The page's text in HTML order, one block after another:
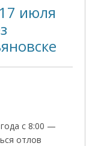
июля
с 8:00 —
отлов